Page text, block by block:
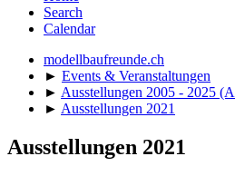
Search
Calendar
modellbaufreunde.ch
► Events & Veranstaltungen
► Ausstellungen 2005 - 2025
► Ausstellungen 2021
Ausstellungen 2021